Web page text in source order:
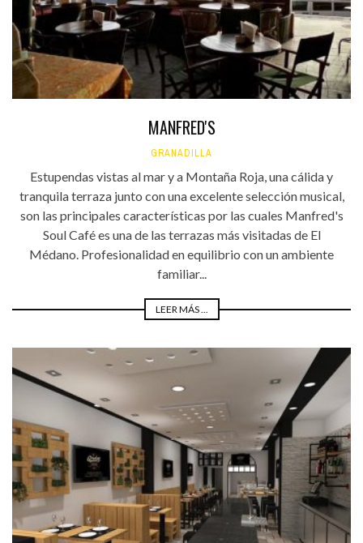
MANFRED'S
GRANADILLA
Estupendas vistas al mar y a Montaña Roja, una cálida y
tranquila terraza junto con una excelente selección musical,
son las principales características por las cuales Manfred's
Soul Café es una de las terrazas más visitadas de El
Médano. Profesionalidad en equilibrio con un ambiente
familiar...
LEER MÁS ...